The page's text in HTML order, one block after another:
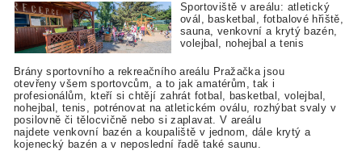
Sportoviště v areálu: atletický
ovál, basketbal, fotbalové hřiště,
sauna, venkovní a krytý bazén,
volejbal, nohejbal a tenis
Brány sportovního a rekreačního areálu Pražačka jsou
otevřeny všem sportovcům, a to jak amatérům, tak i
profesionálům, kteří si chtějí zahrát fotbal, basketbal, volejbal,
nohejbal, tenis, potrénovat na atletickém oválu, rozhýbat svaly v
posilovně či tělocvičně nebo si zaplavat. V areálu
najdete venkovní bazén a koupaliště v jednom, dále krytý a
kojenecký bazén a v neposlední řadě také saunu.